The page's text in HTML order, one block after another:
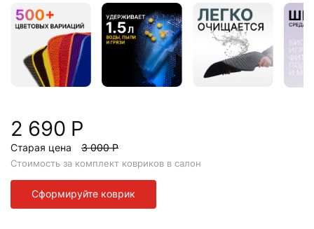
2 690 Р
Старая цена 3 000 Р
Стоимость за комплект ковриков в салон
Сформируйте коврик